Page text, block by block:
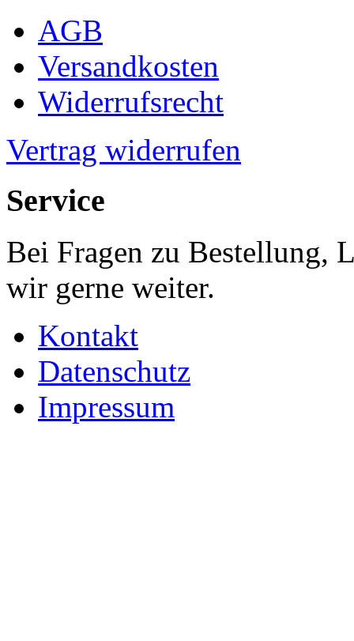
AGB
Versandkosten
Widerrufsrecht
Vertrag widerrufen
Service
Bei Fragen zu Bestellung,
wir gerne weiter.
Kontakt
Datenschutz
Impressum